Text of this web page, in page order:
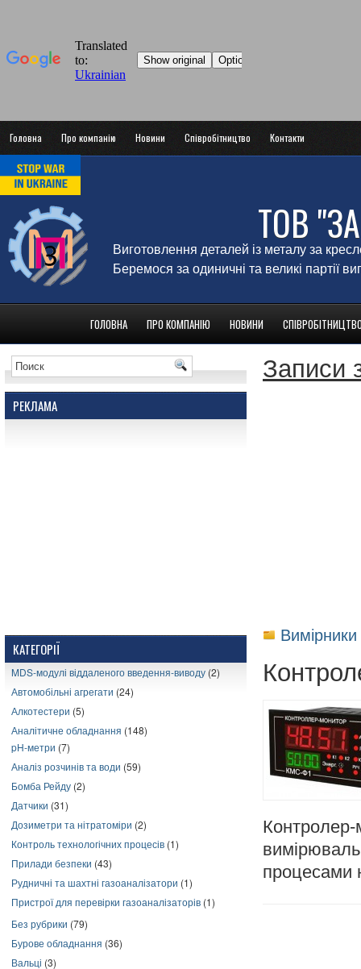
Головна Про компанію Новини Співробітництво Контакти
ТОВ
Виготовлення деталей із металу за
Беремося за одиничні та великі партії
ГОЛОВНА ПРО КОМПАНІЮ НОВИНИ
РЕКЛАМА
КАТЕГОРІЇ
MDS-модулі віддаленого введення-виводу (2)
Автомобільні агрегати (24)
Алкотестери (5)
Аналітичне обладнання (148)
pH-метри (7)
Аналіз розчинів та води (59)
Бомба Рейду (2)
Датчики (31)
Дозиметри та нітратоміри (2)
Контроль технологічних процесів (1)
Прилади безпеки (43)
Рудничні та шахтні газоаналізатори (1)
Пристрої для перевірки газоаналізаторів (1)
Без рубрики (79)
Бурове обладнання (36)
Вальці (3)
Записи
процесами